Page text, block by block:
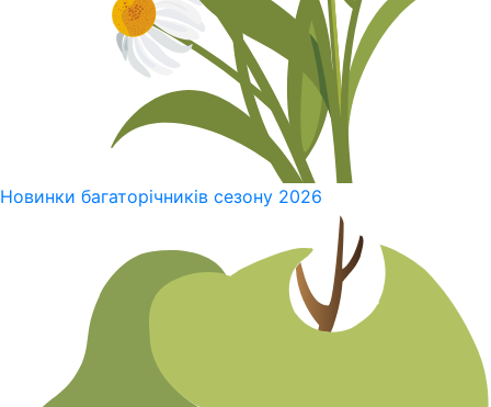
Новинки багаторічників сезону 2026